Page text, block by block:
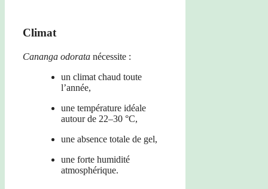
Climat
Cananga odorata nécessite :
un climat chaud toute
l’année,
une température idéale
autour de 22–30 °C,
une absence totale de gel,
une forte humidité
atmosphérique.